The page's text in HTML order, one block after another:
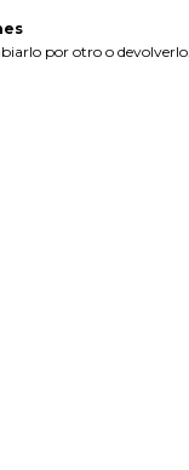
por otro o devolverlo.